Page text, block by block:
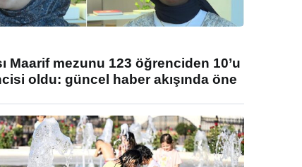
Maarif mezunu 123 öğrenciden 10’u
oldu: güncel haber akışında öne